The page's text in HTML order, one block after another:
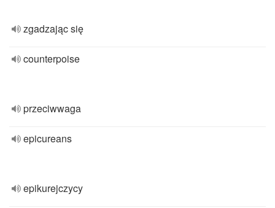
zgadzając się
counterpoise
przeciwwaga
epicureans
epikurejczycy